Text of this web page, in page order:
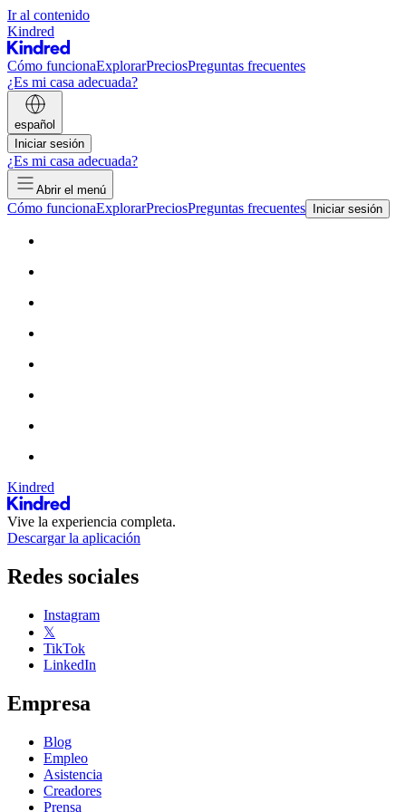
Ir al contenido
Kindred
Cómo funcionaExplorarPreciosPreguntas frecuentes
¿Es mi casa adecuada?
español
Iniciar sesión
¿Es mi casa adecuada?
Abrir el menú
Cómo funcionaExplorarPreciosPreguntas frecuentes Iniciar sesión
Kindred
Vive la experiencia completa.
Descargar la aplicación
Redes sociales
Instagram
𝕏
TikTok
LinkedIn
Empresa
Blog
Empleo
Asistencia
Creadores
Prensa